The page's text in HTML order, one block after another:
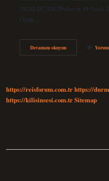
20242.457,8183Puberty 19 Ocak
Ocak…
Devamını okuyunHükümet
Bey
https://reisforum.com.trhttps://
https://kilisinsesi.com.trSitemap